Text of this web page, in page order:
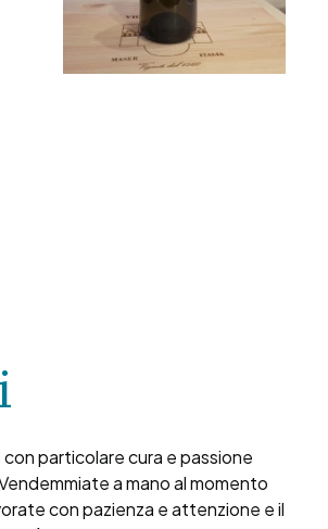
particolare cura e passione
a mano al momento
con pazienza e attenzione e il